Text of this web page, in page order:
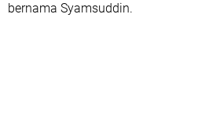
bernama Syamsuddin.